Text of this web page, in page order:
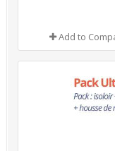
Add to